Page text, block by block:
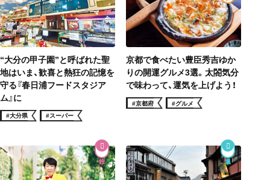
“大分の甲子園”と呼ばれた聖
地はいま、歓喜と熱狂の記憶を
守る『春日浦フードスタジア
ム』に
#大分県 #スーパー
京都で食べたい豊臣秀吉ゆか
りの開運グルメ3選。太閤気分
で味わって、運気を上げよう！
#京都府 #グルメ